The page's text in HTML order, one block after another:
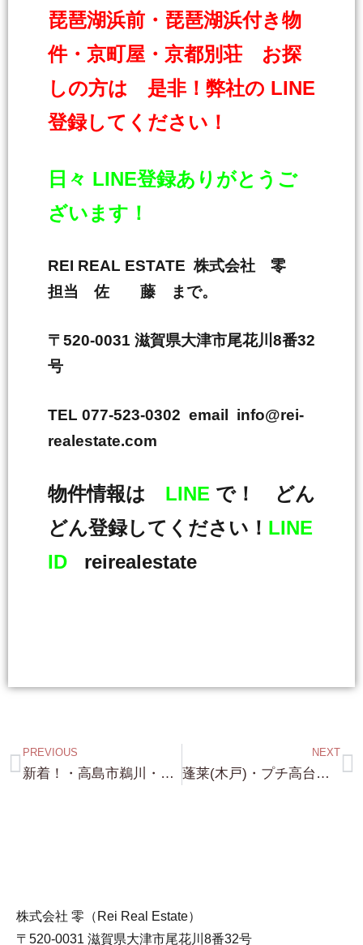
琵琶湖浜前・琵琶湖浜付き物
件・京町屋・京都別荘 お探
しの方は 是非！弊社の LINE
登録してください！
日々 LINE登録ありがとうご
ざいます！
REI REAL ESTATE 株式会社 零
担当 佐 藤 まで。
〒520-0031 滋賀県大津市尾花川8番32
号
TEL 077-523-0302 email info@rei-
realestate.com
物件情報は LINE で！ どん
どん登録してください！ LINE
ID reirealestate
PREVIOUS
新着！・高島市鵜川・琵琶湖浜前！約300坪・2,180万円 旅館・貸コテージ・ペンション用地！バッチリの 浜前 琵琶湖一望！・宅地で建物普通に建ちます！店舗も可能！
NEXT
蓬莱(木戸)・プチ高台・琵琶湖まで約80m・琵琶湖一望！約126坪・500万円 勿論 建物建設可能(自己住居のみ 住民票移す必要あり) これも 中々いいですよ！
株式会社 零（Rei Real Estate）
〒520-0031 滋賀県大津市尾花川8番32号